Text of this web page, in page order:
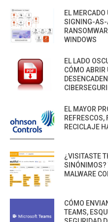
EL
SIGNING-AS-
WINDOWS
EL LADO
CÓMO ABRIR
EL MAYOR
REFRESCOS,
RECICLAJE
¿VISITASTE
SINÓNIMOS?
MALWARE
CÓMO
TEAMS,